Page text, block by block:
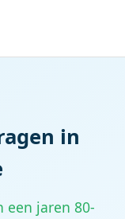
in
een jaren 80-